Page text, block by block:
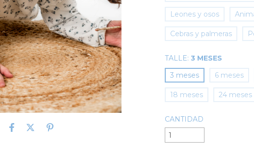
Leones y osos
Cebras y palmeras
TALLE: 3 MESES
3 meses
6 meses
18 meses 24 meses
CANTIDAD